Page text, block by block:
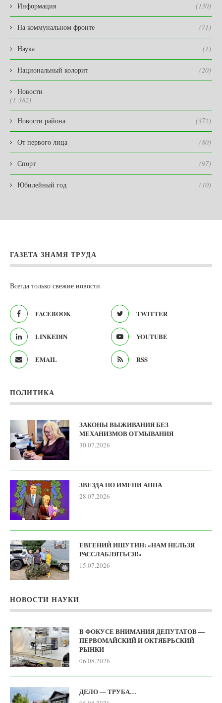
Информация (130)
На коммунальном фронте (71)
Наука (1)
Национальный колорит (20)
Новости
(1 382)
Новости района (372)
От первого лица (80)
Спорт (97)
Юбилейный год (10)
ГАЗЕТА ЗНАМЯ ТРУДА
Всегда только свежие новости
FACEBOOK TWITTER
LINKEDIN YOUTUBE
EMAIL RSS
ПОЛИТИКА
ЗАКОНЫ ВЫЖИВАНИЯ БЕЗ
МЕХАНИЗМОВ ОТМЫВАНИЯ
30.07.2026
ЗВЕЗДА ПО ИМЕНИ АННА
28.07.2026
ЕВГЕНИЙ ИШУТИН: «НАМ НЕЛЬЗЯ
РАССЛАБЛЯТЬСЯ!»
15.07.2026
НОВОСТИ НАУКИ
В ФОКУСЕ ВНИМАНИЯ ДЕПУТАТОВ —
ПЕРВОМАЙСКИЙ И ОКТЯБРЬСКИЙ
РЫНКИ
06.08.2026
ДЕЛО — ТРУБА…